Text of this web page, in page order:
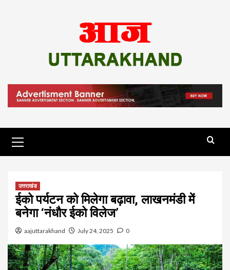
Menu
उत्तराखंड
ईको पर्यटन को मिलेगा बढ़ावा, लाखनमंडी में
बनेगा ‘नंधौर ईको विलेज’
aajuttarakhand July 24, 2025 0